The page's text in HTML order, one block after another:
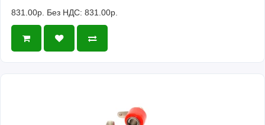
831.00р. Без НДС: 831.00р.